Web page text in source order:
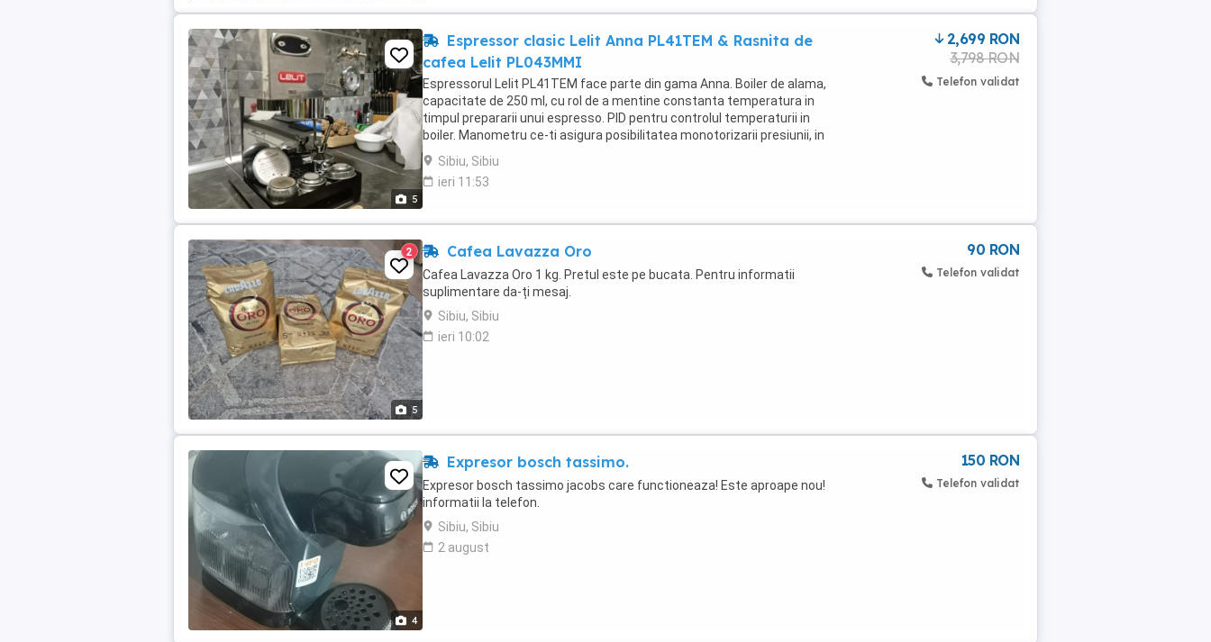
5
Espressor clasic Lelit Anna PL41TEM & Rasnita de
cafea Lelit PL043MMI
Espressorul Lelit PL41TEM face parte din gama Anna. Boiler de alama,
capacitate de 250 ml, cu rol de a mentine constanta temperatura in
timpul prepararii unui espresso. PID pentru controlul temperaturii in
boiler. Manometru ce-ti asigura posibilitatea monotorizarii presiunii, in
vederea obtinerii unui ...
Sibiu, Sibiu
ieri 11:53
2,699 RON
3,798 RON
Telefon validat
5
2 Cafea Lavazza Oro
Cafea Lavazza Oro 1 kg. Pretul este pe bucata. Pentru informatii
suplimentare da-ți mesaj.
Sibiu, Sibiu
ieri 10:02
90 RON
Telefon validat
4
Expresor bosch tassimo.
Expresor bosch tassimo jacobs care functioneaza! Este aproape nou!
informatii la telefon.
Sibiu, Sibiu
2 august
150 RON
Telefon validat